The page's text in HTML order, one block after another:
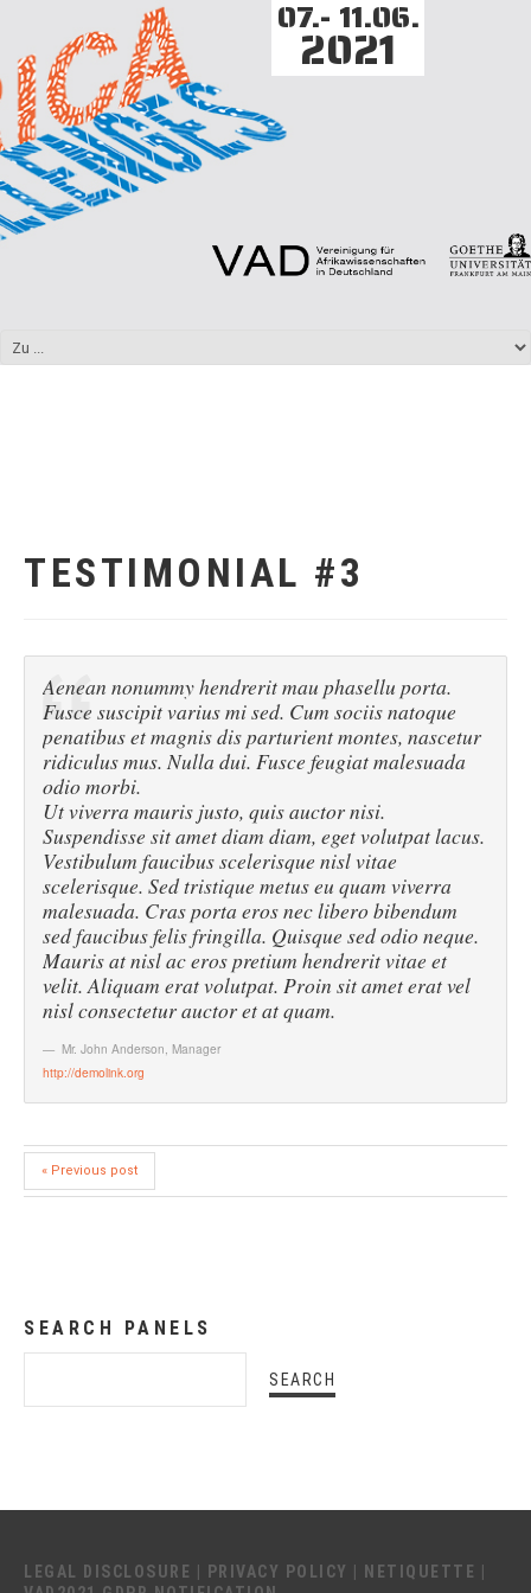
07.- 11.06.
2021
TESTIMONIAL #3
Aenean nonummy hendrerit mau phasellu porta.
Fusce suscipit varius mi sed. Cum sociis natoque
penatibus et magnis dis parturient montes, nascetur
ridiculus mus. Nulla dui. Fusce feugiat malesuada
odio morbi.
Ut viverra mauris justo, quis auctor nisi.
Suspendisse sit amet diam diam, eget volutpat lacus.
Vestibulum faucibus scelerisque nisl vitae
scelerisque. Sed tristique metus eu quam viverra
malesuada. Cras porta eros nec libero bibendum
sed faucibus felis fringilla. Quisque sed odio neque.
Mauris at nisl ac eros pretium hendrerit vitae et
velit. Aliquam erat volutpat. Proin sit amet erat vel
nisl consectetur auctor et at quam.
Mr. John Anderson, Manager
http://demolink.org
« Previous post
SEARCH PANELS
LEGAL DISCLOSURE PRIVACY POLICY NETIQUETTE